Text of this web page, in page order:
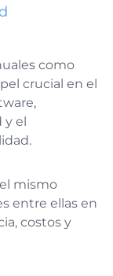
como
crucial en el
y el
mismo
entre ellas en
costos y